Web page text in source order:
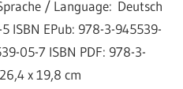
/ Language: Deutsch
ISBN EPub: 978-3-945539-
05-7 ISBN PDF: 978-3-
x 19,8 cm